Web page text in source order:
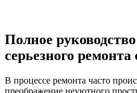
Полное
серьезного ремонта
В процессе ремонта часто
преображение неуютного